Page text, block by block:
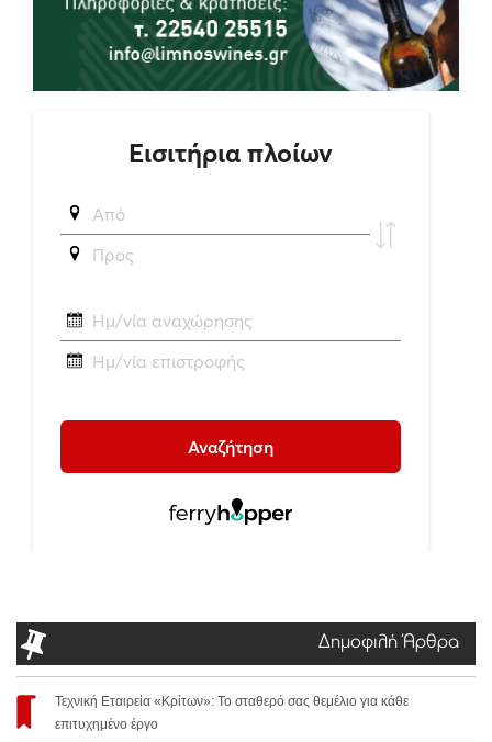
Δημοφιλή Άρθρα
Τεχνική Εταιρεία «Κρίτων»: Το σταθερό σας θεμέλιο για κάθε
επιτυχημένο έργο